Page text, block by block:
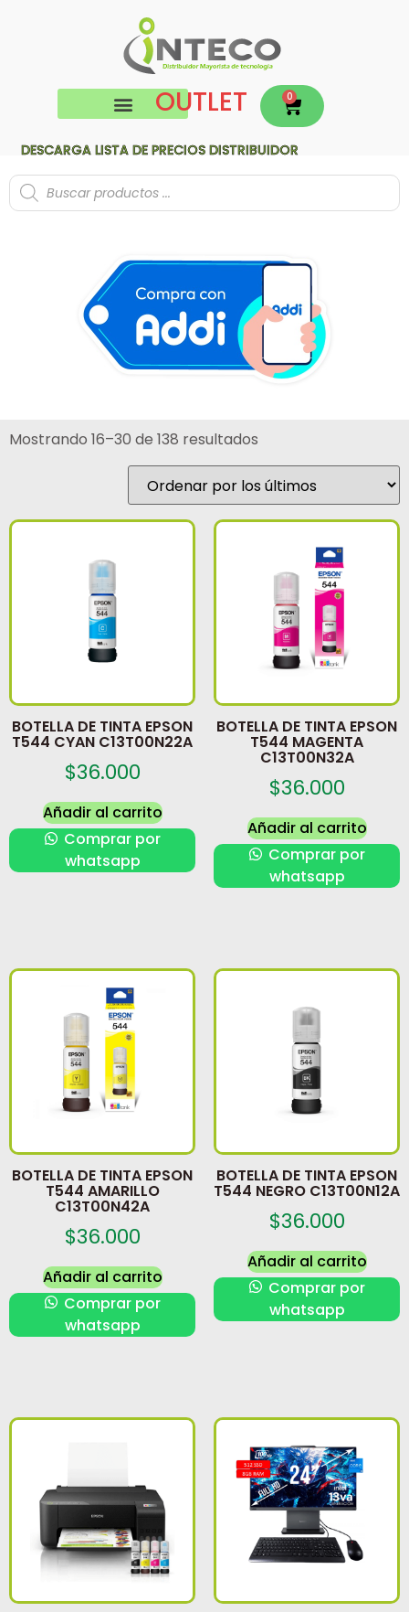
OUTLET 0
DESCARGA LISTA DE PRECIOS DISTRIBUIDOR
Mostrando 16–30 de 138 resultados
BOTELLA DE TINTA EPSON
T544 CYAN C13T00N22A
$36.000
Añadir al carrito
Comprar por
whatsapp
BOTELLA DE TINTA EPSON
T544 MAGENTA
C13T00N32A
$36.000
Añadir al carrito
Comprar por
whatsapp
BOTELLA DE TINTA EPSON
T544 AMARILLO
C13T00N42A
$36.000
Añadir al carrito
Comprar por
whatsapp
BOTELLA DE TINTA EPSON
T544 NEGRO C13T00N12A
$36.000
Añadir al carrito
Comprar por
whatsapp